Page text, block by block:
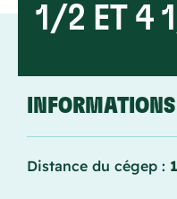
1/2 ET 4
Distance du cégep :